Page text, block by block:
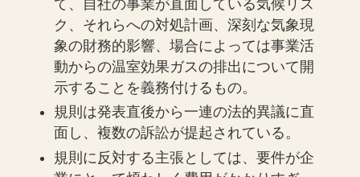
て、自社の事業が直面している気候リス
ク、それらへの対処計画、深刻な気象現
象の財務的影響、場合によっては事業活
動からの温室効果ガスの排出について開
示することを義務付けるもの。
規則は発表直後から一連の法的異議に直
面し、複数の訴訟が提起されている。
規則に反対する主張としては、要件が企